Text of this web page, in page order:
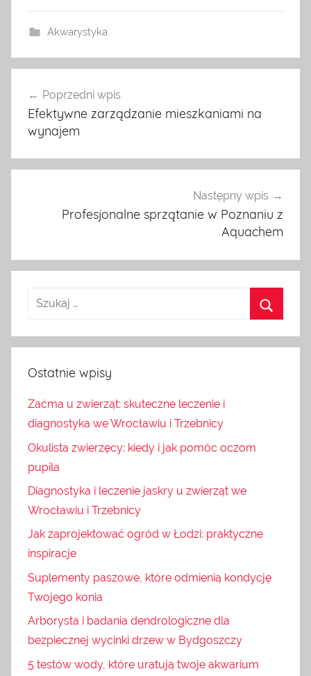
Akwarystyka
wpisu
Poprzedni wpis
Efektywne zarządzanie mieszkaniami na
wynajem
Następny wpis
Profesjonalne sprzątanie w Poznaniu z
Aquachem
Ostatnie wpisy
Zaćma u zwierząt: skuteczne leczenie i
diagnostyka we Wrocławiu i Trzebnicy
Okulista zwierzęcy: kiedy i jak pomóc oczom
pupila
Diagnostyka i leczenie jaskry u zwierząt we
Wrocławiu i Trzebnicy
Jak zaprojektować ogród w Łodzi: praktyczne
inspiracje
Suplementy paszowe, które odmienią kondycję
Twojego konia
Arborysta i badania dendrologiczne dla
bezpiecznej wycinki drzew w Bydgoszczy
5 testów wody, które uratują twoje akwarium